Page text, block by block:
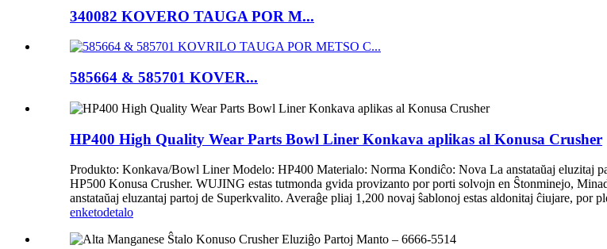
340082 KOVERO TAUGA POR M...
585664 & 585701 KOVER...
HP400 High Quality Wear Parts Bowl Liner Konkava aplikas al Konusa Crusher
Produkto: Konkava/Bowl Liner Modelo: HP400 Materialo: Norma Kondiĉo: Nova La anstataŭaj
HP500 Konusa Crusher. WUJING estas tutmonda gvida provizanto por porti solvojn en Ŝtonminejo,
anstataŭaj eluzantaj partoj de Superkvalito. Averaĝe pliaj 1,200 novaj ŝablonoj estas aldonitaj ĉiujare, por
enketodetalo